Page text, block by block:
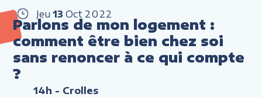
Jeu 13 Oct 2022
Parlons de mon logement :
comment être bien chez soi
sans renoncer à ce qui compte
?
14h - Crolles